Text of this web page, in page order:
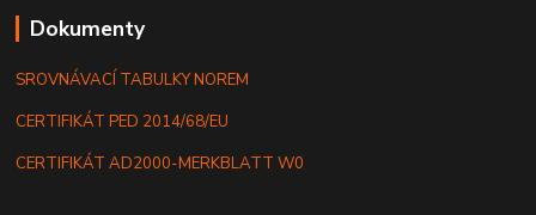
Dokumenty
SROVNÁVACÍ TABULKY NOREM
CERTIFIKÁT PED 2014/68/EU
CERTIFIKÁT AD2000-MERKBLATT W0